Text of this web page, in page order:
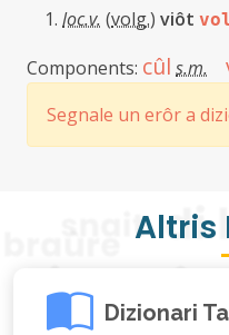
loc.v. (volg.) viôt
Components: cûl s.m.
Segnale un erôr a
Altris
Dizionari